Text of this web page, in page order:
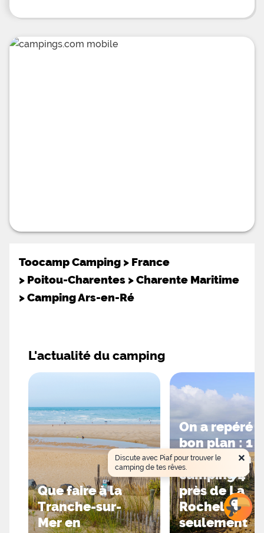
Toocamp Camping > France
> Poitou-Charentes >Charente Maritime
>Camping Ars-en-Ré
L'actualité du camping
Que faire à la
Tranche-sur-
Mer en
On a repéré
bon plan : 1
semaine en
camping 4*
près de La
Rochelle à
seulement
×
Discute avec Piaf pour trouver le
camping de tes rêves.